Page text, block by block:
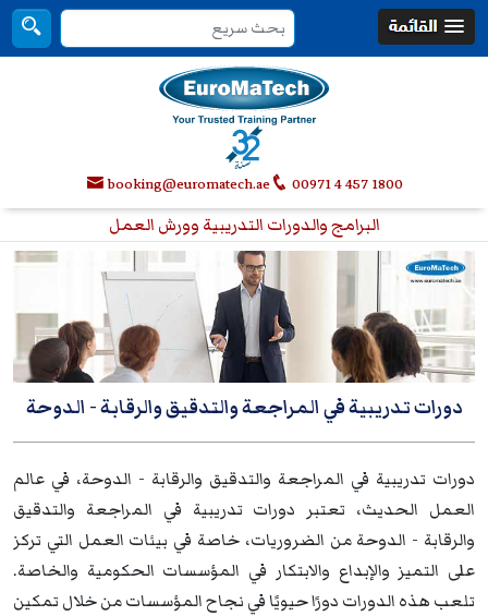
00971 4 457 1800
booking@euromatech.ae
البرامج والدورات التدريبية وورش العمل
دورات تدريبية في المراجعة والتدقيق والرقابة- الدوحة
دورات تدريبية في المراجعة والتدقيق والرقابة - الدوحة، في عالم
العمل الحديث، تعتبر دورات تدريبية في المراجعة والتدقيق
والرقابة - الدوحة من الضروريات، خاصة في بيئات العمل التي تركز
على التميز والإبداع والابتكار في المؤسسات الحكومية والخاصة.
تلعب هذه الدورات دورًا حيويًا في نجاح المؤسسات من خلال تمكين